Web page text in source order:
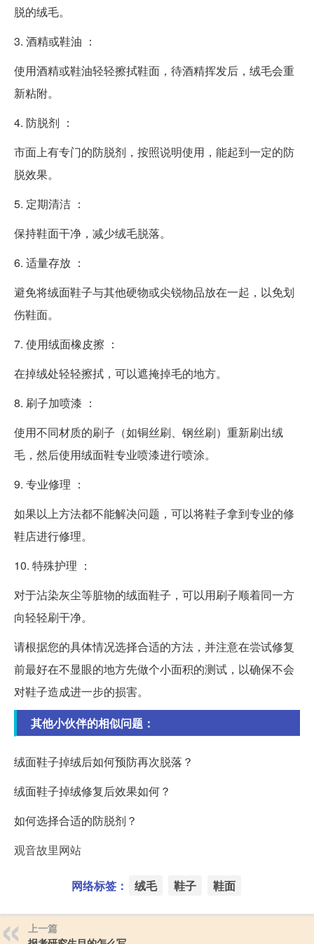
脱的绒毛。
3. 酒精或鞋油 ：
使用酒精或鞋油轻轻擦拭鞋面，待酒精挥发后，绒毛会重
新粘附。
4. 防脱剂 ：
市面上有专门的防脱剂，按照说明使用，能起到一定的防
脱效果。
5. 定期清洁 ：
保持鞋面干净，减少绒毛脱落。
6. 适量存放 ：
避免将绒面鞋子与其他硬物或尖锐物品放在一起，以免划
伤鞋面。
7. 使用绒面橡皮擦 ：
在掉绒处轻轻擦拭，可以遮掩掉毛的地方。
8. 刷子加喷漆 ：
使用不同材质的刷子（如铜丝刷、钢丝刷）重新刷出绒
毛，然后使用绒面鞋专业喷漆进行喷涂。
9. 专业修理 ：
如果以上方法都不能解决问题，可以将鞋子拿到专业的修
鞋店进行修理。
10. 特殊护理 ：
对于沾染灰尘等脏物的绒面鞋子，可以用刷子顺着同一方
向轻轻刷干净。
请根据您的具体情况选择合适的方法，并注意在尝试修复
前最好在不显眼的地方先做个小面积的测试，以确保不会
对鞋子造成进一步的损害。
其他小伙伴的相似问题：
绒面鞋子掉绒后如何预防再次脱落？
绒面鞋子掉绒修复后效果如何？
如何选择合适的防脱剂？
观音故里网站
网络标签： 绒毛 鞋子 鞋面
上一篇